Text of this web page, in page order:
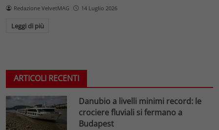
Redazione VelvetMAG 14 Luglio 2026
Leggi di più
ARTICOLI RECENTI
Danubio a livelli minimi record: le
crociere fluviali si fermano a
Budapest